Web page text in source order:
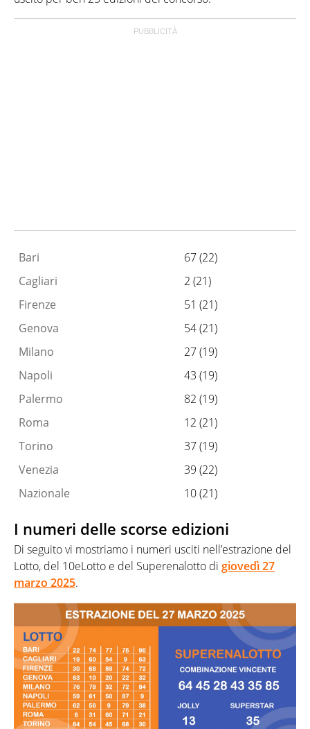
Bari
67 (22)
Cagliari
2 (21)
Firenze
51 (21)
Genova
54 (21)
Milano
27 (19)
Napoli
43 (19)
Palermo
82 (19)
Roma
12 (21)
Torino
37 (19)
Venezia
39 (22)
Nazionale
10 (21)
I numeri delle scorse edizioni
Di seguito vi mostriamo i numeri usciti nell’estrazione del
Lotto, del 10eLotto e del Superenalotto di giovedì 27
marzo 2025.